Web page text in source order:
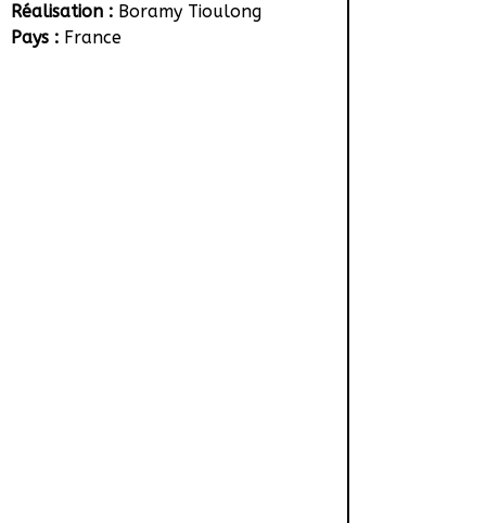
Réalisation : Boramy Tioulong
Pays : France